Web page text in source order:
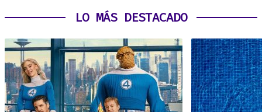
LO MÁS DESTACADO